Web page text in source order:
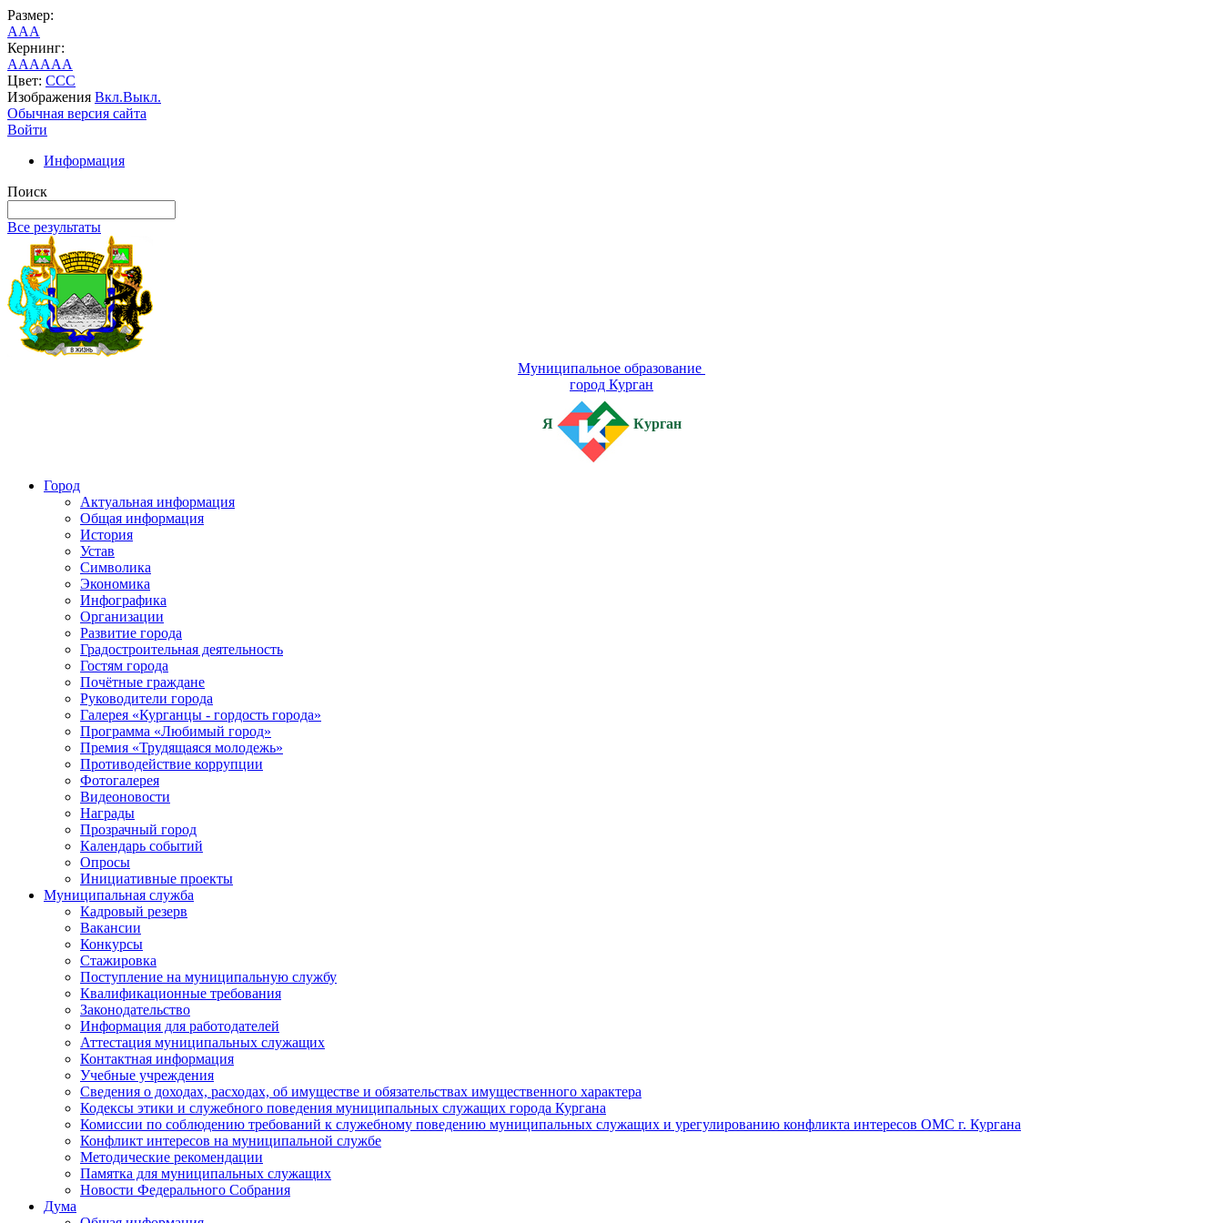
Размер:
AAA
Кернинг:
AAAAAA
Цвет: CCC
Изображения Вкл.Выкл.
Обычная версия сайта
Войти
Информация
Поиск
Все результаты
Муниципальное образование
город Курган
Я Курган
Город
Актуальная информация
Общая информация
История
Устав
Символика
Экономика
Инфографика
Организации
Развитие города
Градостроительная деятельность
Гостям города
Почётные граждане
Руководители города
Галерея «Курганцы - гордость города»
Программа «Любимый город»
Премия «Трудящаяся молодежь»
Противодействие коррупции
Фотогалерея
Видеоновости
Награды
Прозрачный город
Календарь событий
Опросы
Инициативные проекты
Муниципальная служба
Кадровый резерв
Вакансии
Конкурсы
Стажировка
Поступление на муниципальную службу
Квалификационные требования
Законодательство
Информация для работодателей
Аттестация муниципальных служащих
Контактная информация
Учебные учреждения
Сведения о доходах, расходах, об имуществе и обязательствах имущественного характера
Кодексы этики и служебного поведения муниципальных служащих города Кургана
Комиссии по соблюдению требований к служебному поведению муниципальных служащих и урегулированию конфликта интересов ОМС г. Кургана
Конфликт интересов на муниципальной службе
Методические рекомендации
Памятка для муниципальных служащих
Новости Федерального Cобрания
Дума